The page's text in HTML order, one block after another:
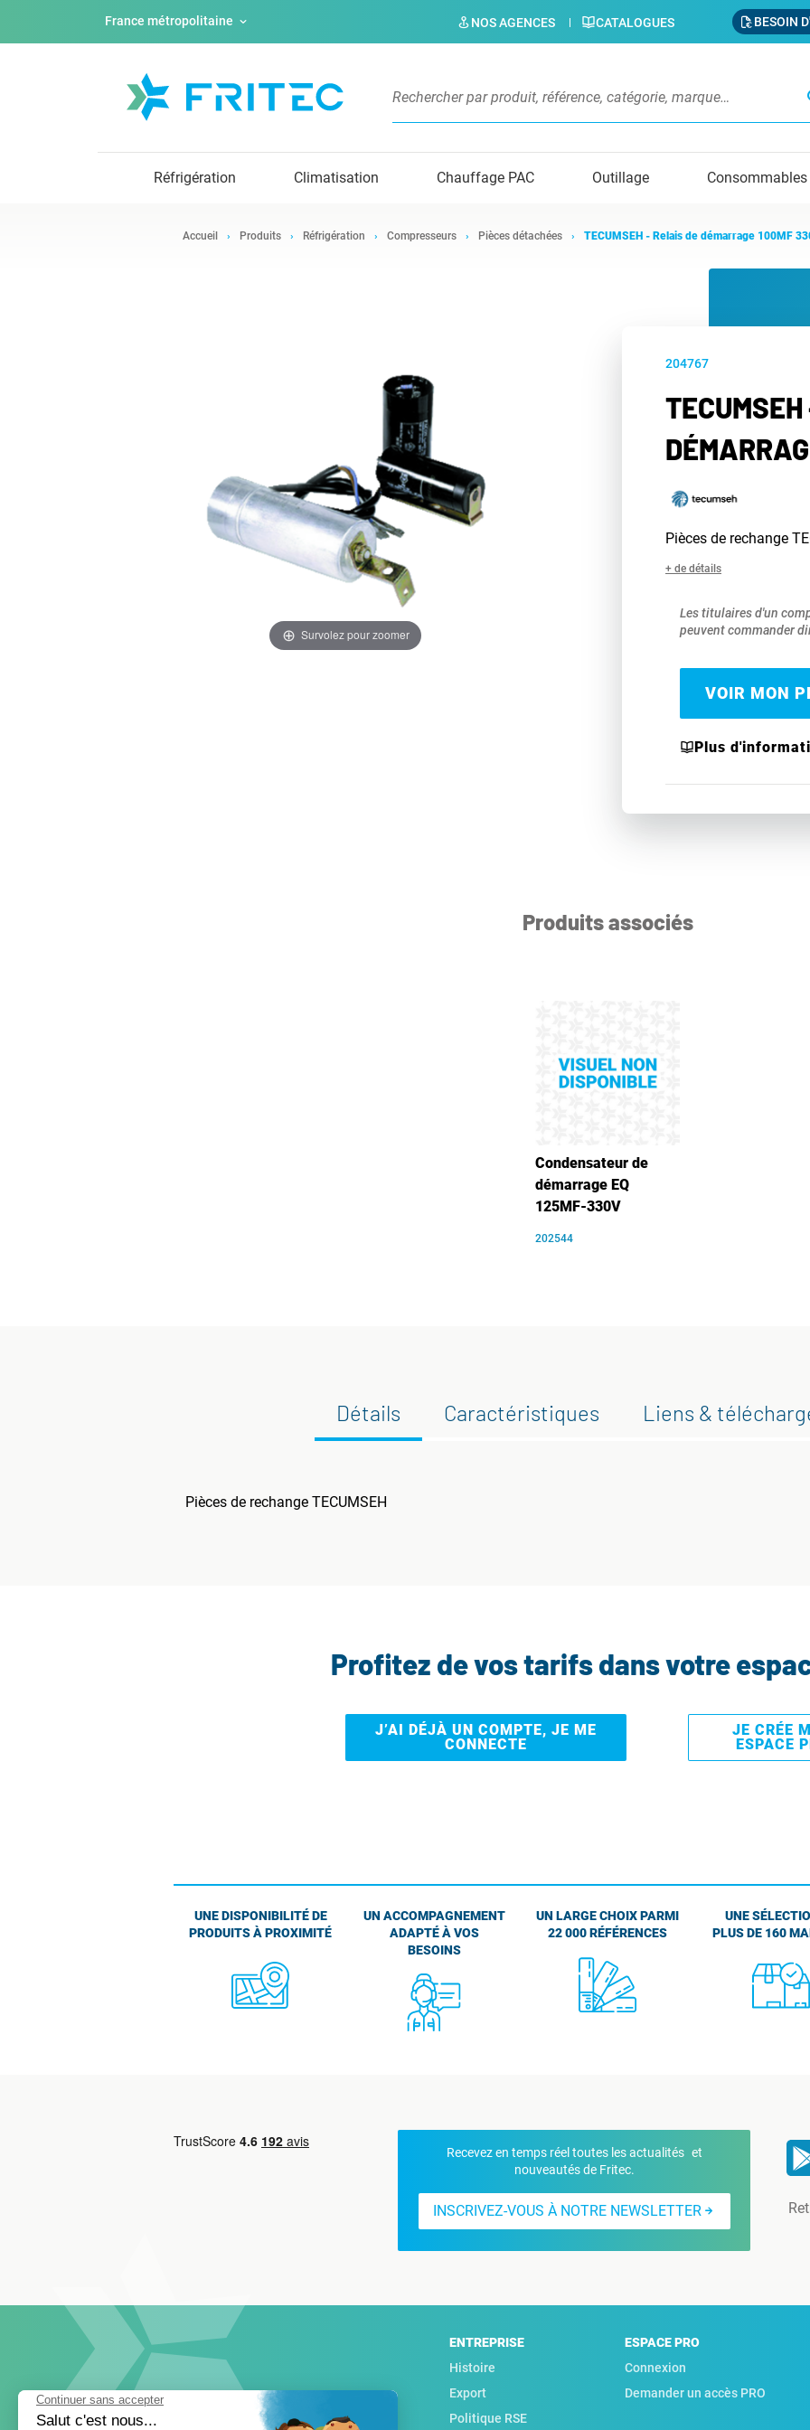
France métropolitaine NOS AGENCES CATALOGUES BESOIN
Réfrigération Climatisation Chauffage PAC Outillage Consommables
Accueil Produits Réfrigération Compresseurs Pièces détachées TECUMSEH - Relais de démarrage 100MF
Survolez pour zoomer
204767
Pièces de rechange
+ de détails
Les titulaires d'un
peuvent commander
VOIR MON
Plus
Produits associés
Condensateur de
démarrage EQ
125MF-330V
202544
Détails Caractéristiques Liens &
Pièces de rechange TECUMSEH
Profitez de vos tarifs dans votre
J’AI DÉJÀ UN COMPTE, JE ME
CONNECTE
JE CRÉE
ESPACE
UNE DISPONIBILITÉ DE
PRODUITS À PROXIMITÉ
UN ACCOMPAGNEMENT
ADAPTÉ À VOS
BESOINS
UN LARGE CHOIX PARMI
22 000 RÉFÉRENCES
UNE
PLUS DE 160
Recevez en temps réel toutes les actualités et
nouveautés de Fritec.
INSCRIVEZ-VOUS À NOTRE NEWSLETTER
ENTREPRISE
Histoire
Export
Politique RSE
ESPACE PRO
Connexion
Demander un accès PRO